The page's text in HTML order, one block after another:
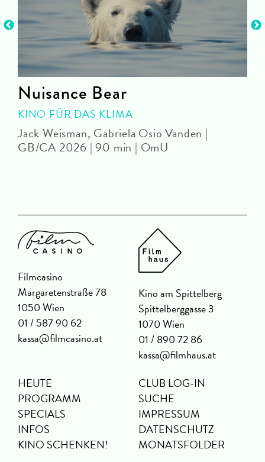
Nuisance Bear
KINO FÜR DAS KLIMA
Jack Weisman, Gabriela Osio Vanden |
GB/CA 2026 | 90 min | OmU
Filmcasino
Margaretenstraße 78
1050 Wien
01 / 587 90 62
kassa@filmcasino.at
Kino am Spittelberg
Spittelberggasse 3
1070 Wien
01 / 890 72 86
kassa@filmhaus.at
HEUTE
PROGRAMM
SPECIALS
INFOS
KINO SCHENKEN!
CLUB LOG-IN
SUCHE
IMPRESSUM
DATENSCHUTZ
MONATSFOLDER